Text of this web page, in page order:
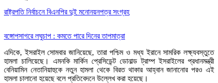
রাষ্ট্রপতি নির্বাচনে বিএনপির দুই মনোনয়নপত্র সংগ্রহ
বঙ্গোপসাগরে লঘুচাপ : কমতে পারে দিনের তাপমাত্রা
এদিকে, ইসরাইল সোমবার জানিয়েছে, তারা পশ্চিম ও মধ্য ইরানে সামরিক লক্ষ্যবস্তুতে
হামলা চালিয়েছে। এমনকি মার্কিন প্রেসিডেন্ট ডোনাল্ড ট্রাম্প ইসরাইলের প্রধানমন্ত্রী
বেনিয়ামিন নেতানিয়াহুকে নতুন হামলা থেকে বিরত থাকার আহ্বান জানানোর পরও এই
হামলা চালানো হয়েছে বলে প্রতিবেদনে উল্লেখ করা হয়েছে।